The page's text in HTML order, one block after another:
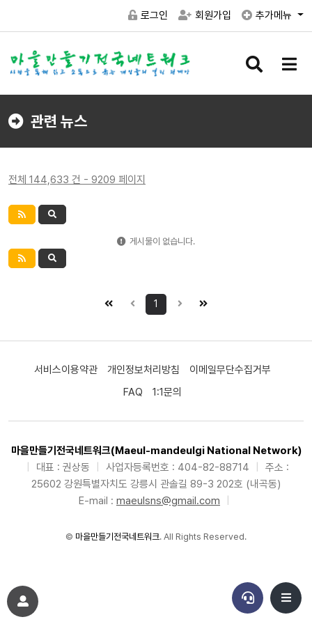
로그인 회원가입 추가메뉴
검
버
메
버
관련 뉴스
전체 144,633 건 - 9209 페이지
게시물이 없습니다.
1
서비스이용약관 개인정보처리방침
이메일무단수집거부
FAQ
1:1문의
마을만들기전국네트워크(Maeul-mandeulgi National Network)
대표 : 권상동 사업자등록번호 : 404-82-88714
주소 :
25602 강원특별자치도 강릉시 관솔길 89-3 202호 (내곡동)
E-mail : maeulsns@gmail.com
© 마을만들기전국네트워크. All Rights Reserved.